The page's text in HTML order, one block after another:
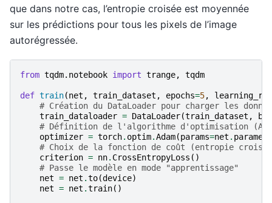
que dans notre cas, l’entropie croisée est moyennée
sur les prédictions pour tous les pixels de l’image
autorégressée.
from tqdm.notebook import trange, tqdm
def train(net , train_dataset , epochs=5,
# Création du DataLoader pour charger les
train_dataloader = DataLoader(train_dataset ,
# Définition de l'algorithme d'optimisation
optimizer = torch. optim.Adam(params=net .
# Choix de la fonction de coût (entropie
criterion = nn. CrossEntropyLoss ()
# Passe le modèle en mode "apprentissage"
net = net .to(device)
net = net .train()